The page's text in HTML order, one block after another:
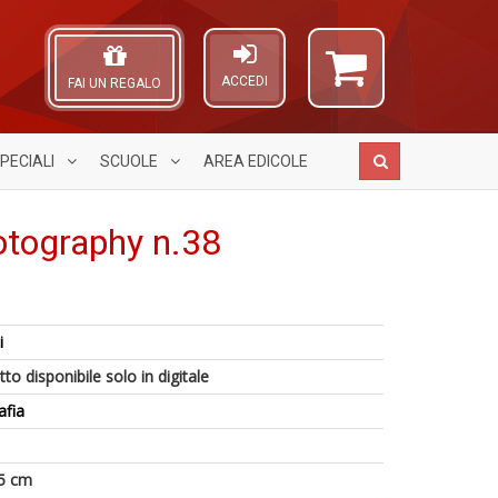
ACCEDI
FAI UN REGALO
SCUOLE AREA EDICOLE
n.38
disponibile solo in digitale
cm